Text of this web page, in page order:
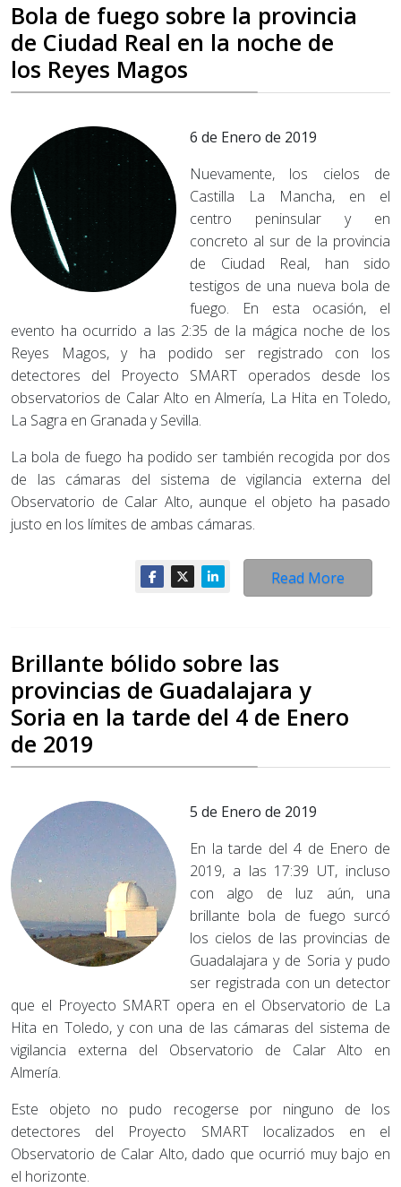
Bola de fuego sobre la provincia
de Ciudad Real en la noche de
los Reyes Magos
6 de Enero de 2019
Nuevamente, los cielos de
Castilla La Mancha, en el
centro peninsular y en
concreto al sur de la provincia
de Ciudad Real, han sido
testigos de una nueva bola de
fuego. En esta ocasión, el
evento ha ocurrido a las 2:35 de la mágica noche de los
Reyes Magos, y ha podido ser registrado con los
detectores del Proyecto SMART operados desde los
observatorios de Calar Alto en Almería, La Hita en Toledo,
La Sagra en Granada y Sevilla.
La bola de fuego ha podido ser también recogida por dos
de las cámaras del sistema de vigilancia externa del
Observatorio de Calar Alto, aunque el objeto ha pasado
justo en los límites de ambas cámaras.
Read More
Brillante bólido sobre las
provincias de Guadalajara y
Soria en la tarde del 4 de Enero
de 2019
5 de Enero de 2019
En la tarde del 4 de Enero de
2019, a las 17:39 UT, incluso
con algo de luz aún, una
brillante bola de fuego surcó
los cielos de las provincias de
Guadalajara y de Soria y pudo
ser registrada con un detector
que el Proyecto SMART opera en el Observatorio de La
Hita en Toledo, y con una de las cámaras del sistema de
vigilancia externa del Observatorio de Calar Alto en
Almería.
Este objeto no pudo recogerse por ninguno de los
detectores del Proyecto SMART localizados en el
Observatorio de Calar Alto, dado que ocurrió muy bajo en
el horizonte.